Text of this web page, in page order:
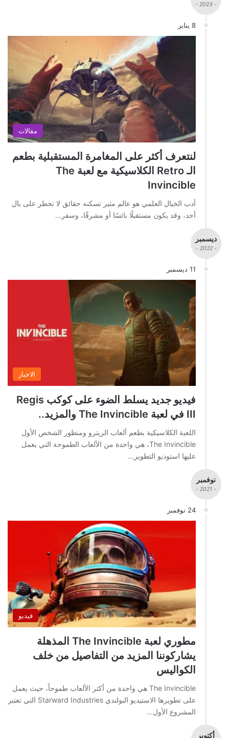
- 2023 -
8 يناير
مقالات
لنتعرف أكثر على المغامرة المستقبلية بطعم
الـ Retro الكلاسيكية مع لعبة The
Invincible
أدب الخيال العلمي هو عالم مثير تسكنه حقائق لا تخطر على بال
أحد، وقد يكون مستقبلًا بائسًا أو مشرقًا، وسفر…
ديسمبر
- 2022 -
11 ديسمبر
الاخبار
فيديو جديد يسلط الضوء على كوكب Regis
III في لعبة The Invincible والمزيد..
اللعبة الكلاسيكية بطعم ألعاب الريترو ومنظور الشخص الأول
The Invincible، هي واحدة من الألعاب الطموحة التي يعمل
عليها استوديو التطوير…
نوفمبر
- 2021 -
24 نوفمبر
فيديو
مطوري لعبة The Invincible المذهلة
يشاركوننا المزيد من التفاصيل من خلف
الكواليس
The Invincible هي واحدة من أكثر الألعاب طموحاً، حيث يعمل
على تطويرها الاستيديو البولندي Starward Industries التي تعتبر
المشروع الأول…
أكتوبر